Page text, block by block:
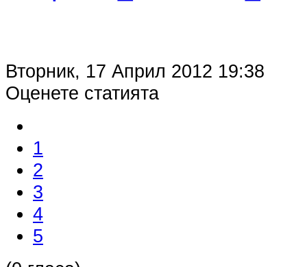
Вторник, 17 Април 2012 19:38
Оценете статията
1
2
3
4
5